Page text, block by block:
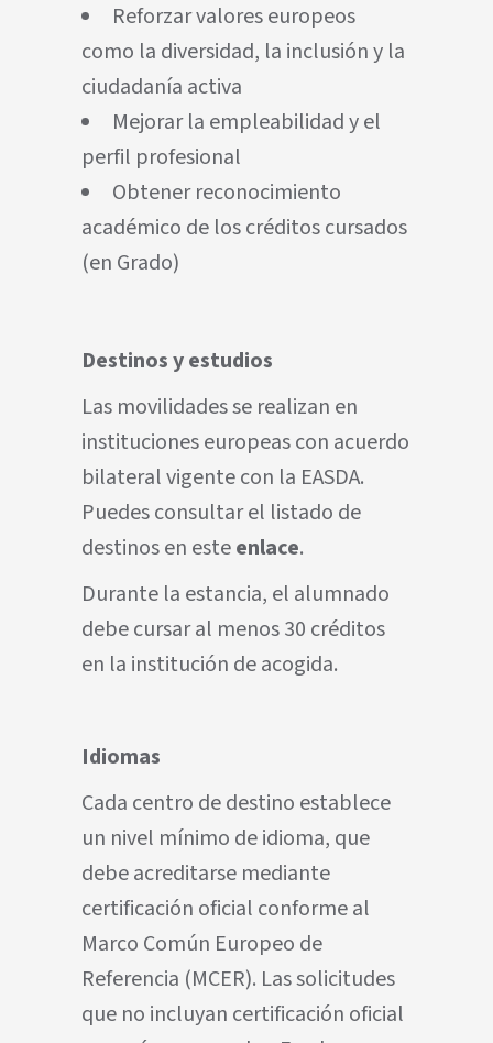
Reforzar valores europeos
como la diversidad, la inclusión y la
ciudadanía activa
Mejorar la empleabilidad y el
perfil profesional
Obtener reconocimiento
académico de los créditos cursados
(en Grado)
Destinos y estudios
Las movilidades se realizan en
instituciones europeas con acuerdo
bilateral vigente con la EASDA.
Puedes consultar el listado de
destinos en esteenlace.
Durante la estancia, el alumnado
debe cursar al menos 30 créditos
en la institución de acogida.
Idiomas
Cada centro de destino establece
un nivel mínimo de idioma, que
debe acreditarse mediante
certificación oficial conforme al
Marco Común Europeo de
Referencia (MCER). Las solicitudes
que no incluyan certificación oficial